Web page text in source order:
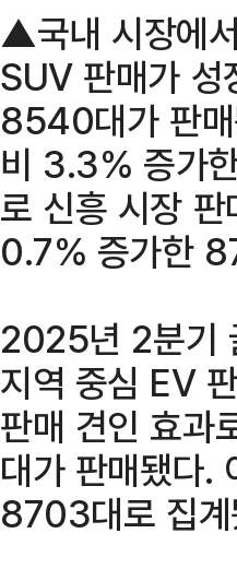
▲국내 시장에
SUV 판매가
8540대가 판
비 3.3% 증가
로 신흥 시장
0.7% 증가한
2025년 2분기
지역 중심 EV
판매 견인 효
대가 판매됐다
8703대로 집계